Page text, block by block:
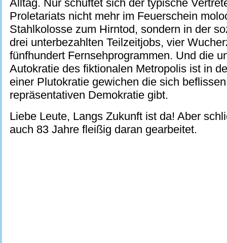
Alltag. Nur schuftet sich der typische
Proletariats nicht mehr im Feuerschein
Stahlkolosse zum Hirntod, sondern in der
drei unterbezahlten Teilzeitjobs, vier
fünfhundert Fernsehprogrammen. Und die
Autokratie des fiktionalen Metropolis ist in
einer Plutokratie gewichen die sich
repräsentativen Demokratie gibt.
Liebe Leute, Langs Zukunft ist da! Aber
auch 83 Jahre fleißig daran gearbeitet.